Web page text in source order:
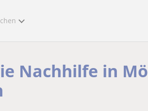
Nachhilfe in